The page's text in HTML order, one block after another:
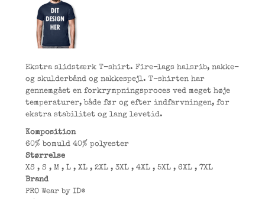
Ekstra slidstærk T-shirt. Fire-lags halsrib, nakke-
og skulderbånd og nakkespejl. T-shirten har
gennemgået en forkrympningsproces ved meget høje
temperaturer, både før og efter indfarvningen, for
ekstra stabilitet og lang levetid.
Komposition
60% bomuld 40% polyester
Størrelse
XS , S , M , L , XL , 2XL , 3XL , 4XL , 5XL , 6XL , 7XL
Brand
PRO Wear by ID®